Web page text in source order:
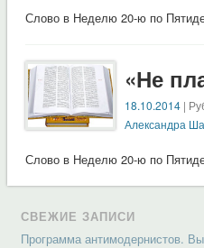
Слово в Неделю 20-ю по
«Не
18.10.2014 |
Александра
Слово в Неделю 20-ю по
СВЕЖИЕ ЗАПИСИ
Программа антимодернистов.